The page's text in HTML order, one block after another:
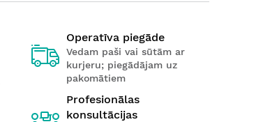
Operatīva piegāde
Vedam paši vai sūtām ar
kurjeru; piegādājam uz
pakomātiem
Profesionālas
konsultācijas